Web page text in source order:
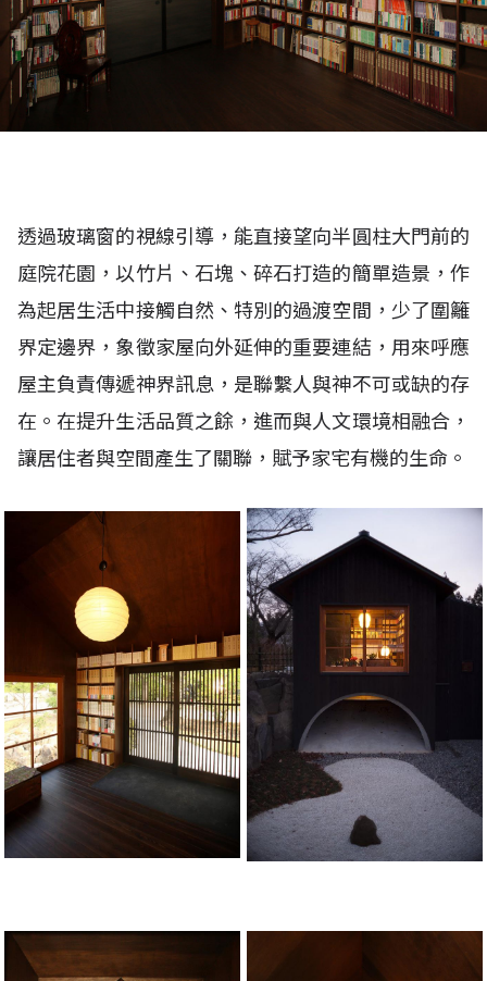
透過玻璃窗的視線引導，能直接望向半圓柱大門前的
庭院花園，以竹片、石塊、碎石打造的簡單造景，作
為起居生活中接觸自然、特別的過渡空間，少了圍籬
界定邊界，象徵家屋向外延伸的重要連結，用來呼應
屋主負責傳遞神界訊息，是聯繫人與神不可或缺的存
在。在提升生活品質之餘，進而與人文環境相融合，
讓居住者與空間產生了關聯，賦予家宅有機的生命。